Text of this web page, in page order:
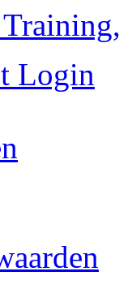
Login